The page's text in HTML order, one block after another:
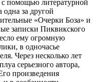
помощью литературной
одна за другой
«Очерки Боза» и
записки Пиквикского
ему огромную
в одночасье
Через несколько лет
серьезного автора,
произведения